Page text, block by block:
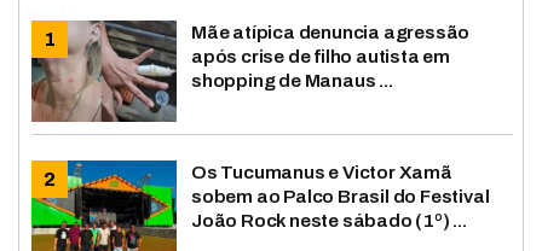
Mãe atípica denuncia agressão
após crise de filho autista em
shopping de Manaus ...
Os Tucumanus e Victor Xamã
sobem ao Palco Brasil do Festival
João Rock neste sábado (1º) ...